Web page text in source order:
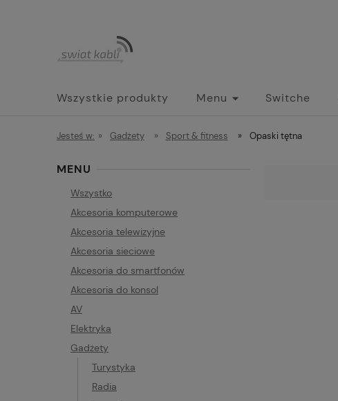
Wszystkie produkty Menu Switche
Jesteś w: » Gadżety » Sport & fitness » Opaski tętna
MENU
Wszystko
Akcesoria komputerowe
Akcesoria telewizyjne
Akcesoria sieciowe
Akcesoria do smartfonów
Akcesoria do konsol
AV
Elektryka
Gadżety
Turystyka
Radia